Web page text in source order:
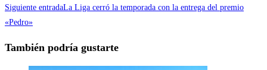
Siguiente entradaLa Liga cerró la temporada con la entrega del premio
«Pedro»
También podría gustarte